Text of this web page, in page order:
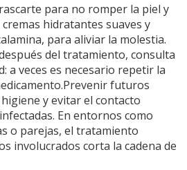
para no romper la piel y
hidratantes suaves y
para aliviar la molestia.
del tratamiento, consulta
a veces es necesario repetir la
futuros
y evitar el contacto
En entornos como
o parejas, el tratamiento
involucrados corta la cadena de